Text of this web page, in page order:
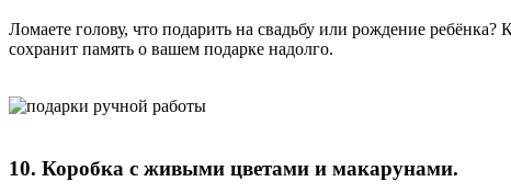
Ломаете голову, что подарить на свадьбу или рождение
сохранит память о вашем подарке надолго.
10. Коробка с живыми цветами и макарунами.